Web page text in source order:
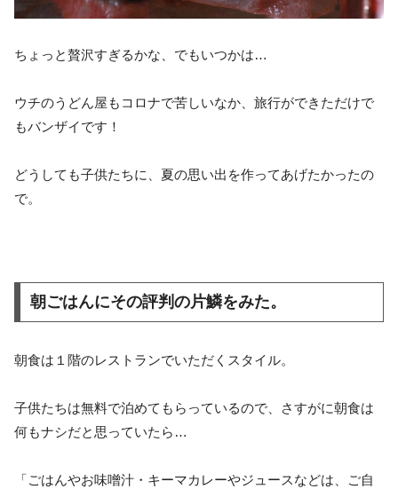
ちょっと贅沢すぎるかな、でもいつかは…
ウチのうどん屋もコロナで苦しいなか、旅行ができただけで
もバンザイです！
どうしても子供たちに、夏の思い出を作ってあげたかったの
で。
朝ごはんにその評判の片鱗をみた。
朝食は１階のレストランでいただくスタイル。
子供たちは無料で泊めてもらっているので、さすがに朝食は
何もナシだと思っていたら…
「ごはんやお味噌汁・キーマカレーやジュースなどは、ご自